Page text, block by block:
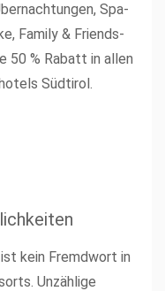
Spa-
Family & Friends-
50 % Rabatt in allen
Südtirol.
kein Fremdwort in
Unzählige